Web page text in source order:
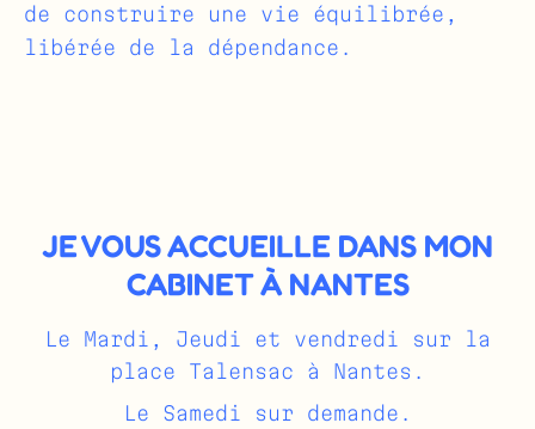
de construire une vie équilibrée,
libérée de la dépendance.
JE VOUS ACCUEILLE DANS MON
CABINET À NANTES
Le Mardi, Jeudi et vendredi sur la
place Talensac à Nantes.
Le Samedi sur demande.